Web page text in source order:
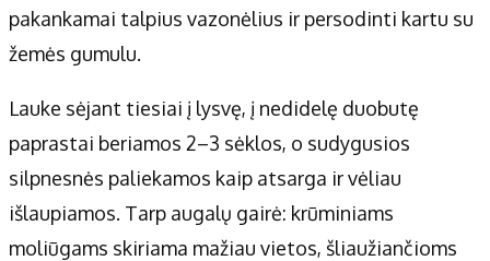
pakankamai talpius vazonėlius ir persodinti kartu su
žemės gumulu.
Lauke sėjant tiesiai į lysvę, į nedidelę duobutę
paprastai beriamos 2–3 sėklos, o sudygusios
silpnesnės paliekamos kaip atsarga ir vėliau
išlaupiamos. Tarp augalų gairė: krūminiams
moliūgams skiriama mažiau vietos, šliaužiančioms